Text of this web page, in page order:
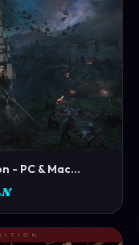
- PC & Mac...